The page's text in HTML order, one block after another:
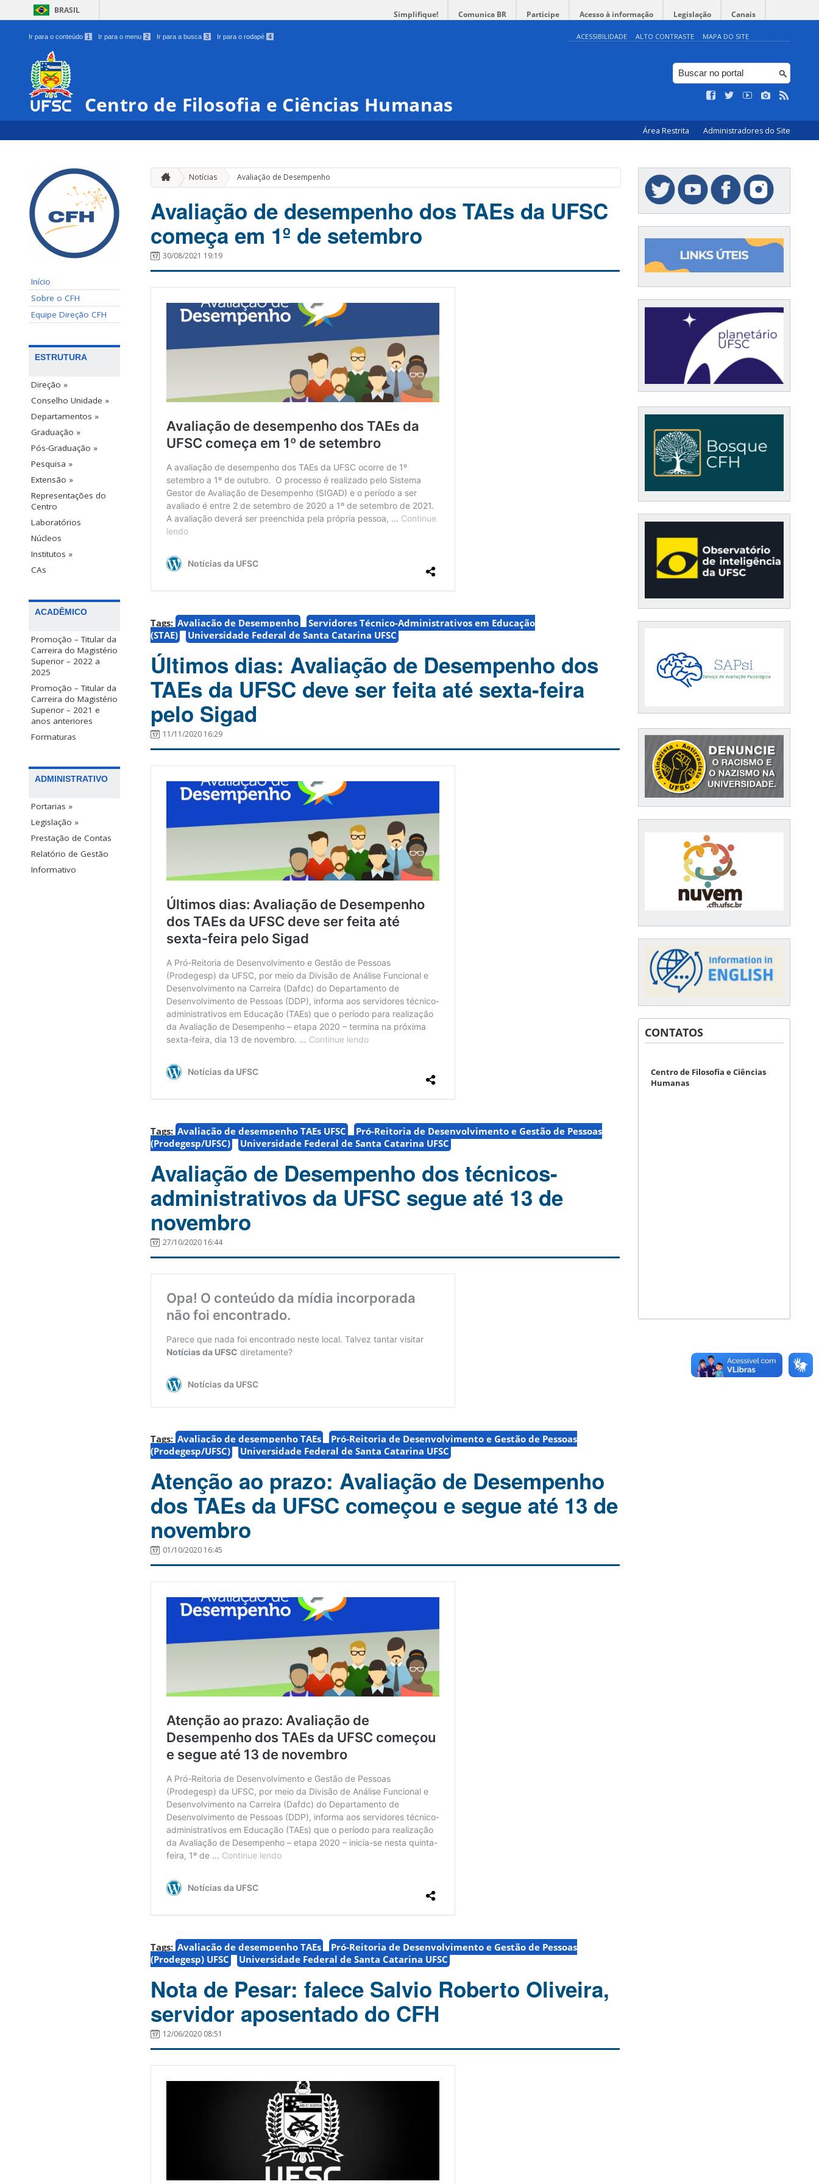
BRASIL Simplifique! Comunica BR Participe Acesso à informação Legislação Canais
Ir para o conteúdo 1 Ir para o menu 2 Ir para a busca 3 Ir para o rodapé 4 ACESSIBILIDADE ALTO CONTRASTE MAPA DO SITE
Centro de Filosofia e Ciências Humanas
Área Restrita Administradores do Site
Início
Sobre o CFH
Equipe Direção CFH
ESTRUTURA
Direção »
Conselho Unidade »
Departamentos »
Graduação »
Pós-Graduação »
Pesquisa »
Extensão »
Representações do
Centro
Laboratórios
Núcleos
Institutos »
CAs
ACADÊMICO
Promoção – Titular da
Carreira do Magistério
Superior – 2022 a
2025
Promoção – Titular da
Carreira do Magistério
Superior – 2021 e
anos anteriores
Formaturas
ADMINISTRATIVO
Portarias »
Legislação »
Prestação de Contas
Relatório de Gestão
Informativo
Notícias Avaliação de Desempenho
Avaliação de desempenho dos TAEs da UFSC
começa em 1º de setembro
30/08/2021 19:19
Tags: Avaliação de Desempenho
Servidores Técnico-Administrativos em Educação
(STAE)
Universidade Federal de Santa Catarina UFSC
Últimos dias: Avaliação de Desempenho dos
TAEs da UFSC deve ser feita até sexta-feira
pelo Sigad
11/11/2020 16:29
Tags: Avaliação de desempenho TAEs UFSC
Pró-Reitoria de Desenvolvimento e Gestão de Pessoas
(Prodegesp/UFSC)
Universidade Federal de Santa Catarina UFSC
Avaliação de Desempenho dos técnicos-
administrativos da UFSC segue até 13 de
novembro
27/10/2020 16:44
Tags: Avaliação de desempenho TAEs
Pró-Reitoria de Desenvolvimento e Gestão de Pessoas
(Prodegesp/UFSC)
Universidade Federal de Santa Catarina UFSC
Atenção ao prazo: Avaliação de Desempenho
dos TAEs da UFSC começou e segue até 13 de
novembro
01/10/2020 16:45
Tags: Avaliação de desempenho TAEs
Pró-Reitoria de Desenvolvimento e Gestão de Pessoas
(Prodegesp) UFSC
Universidade Federal de Santa Catarina UFSC
Nota de Pesar: falece Salvio Roberto Oliveira,
servidor aposentado do CFH
12/06/2020 08:51
CONTATOS
Centro de Filosofia e Ciências
Humanas